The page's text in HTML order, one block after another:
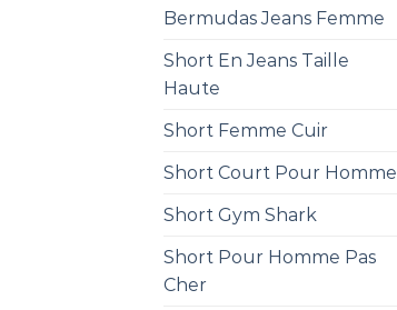
Bermudas Jeans Femme
Short En Jeans Taille
Haute
Short Femme Cuir
Short Court Pour Homme
Short Gym Shark
Short Pour Homme Pas
Cher